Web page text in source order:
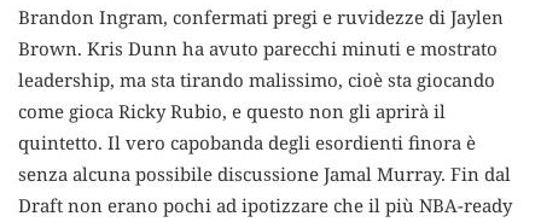
Brandon Ingram, confermati pregi e ruvidezze di Jaylen
Brown. Kris Dunn ha avuto parecchi minuti e mostrato
leadership, ma sta tirando malissimo, cioè sta giocando
come gioca Ricky Rubio, e questo non gli aprirà il
quintetto. Il vero capobanda degli esordienti finora è
senza alcuna possibile discussione Jamal Murray. Fin dal
Draft non erano pochi ad ipotizzare che il più NBA-ready